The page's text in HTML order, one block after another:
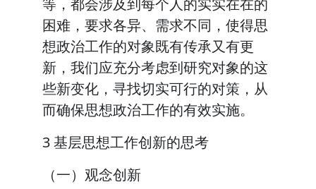
等，都会涉及到每个人的实实在在的
困难，要求各异、需求不同，使得思
想政治工作的对象既有传承又有更
新，我们应充分考虑到研究对象的这
些新变化，寻找切实可行的对策，从
而确保思想政治工作的有效实施。
3 基层思想工作创新的思考
（一）观念创新